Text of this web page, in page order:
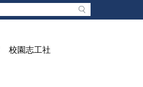
校園志工社